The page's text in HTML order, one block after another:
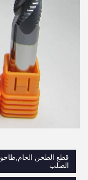
قطع الطحن
الصلب